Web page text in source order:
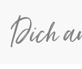
Dich